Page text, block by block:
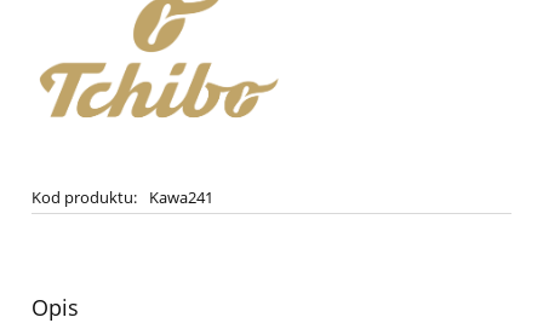
Kod produktu: Kawa241
Opis